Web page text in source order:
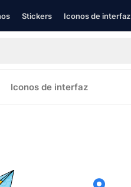
Stickers Iconos de interfaz
Iconos de interfaz